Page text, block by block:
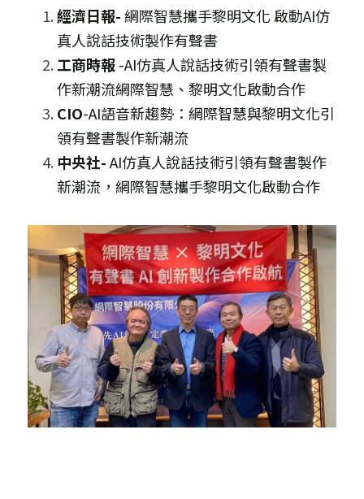
經濟日報- 網際智慧攜手黎明文化 啟動AI仿
真人說話技術製作有聲書
工商時報 -AI仿真人說話技術引領有聲書製
作新潮流網際智慧、黎明文化啟動合作
CIO-AI語音新趨勢：網際智慧與黎明文化引
領有聲書製作新潮流
中央社- AI仿真人說話技術引領有聲書製作
新潮流，網際智慧攜手黎明文化啟動合作